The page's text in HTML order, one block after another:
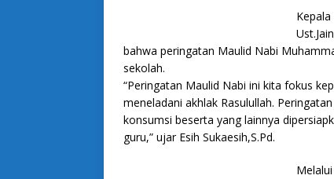
bahwa peringatan Maulid Nabi
sekolah.
“Peringatan Maulid Nabi ini kita fokus
meneladani akhlak Rasulullah.
konsumsi beserta yang lainnya
guru,” ujar Esih Sukaesih,S.Pd.